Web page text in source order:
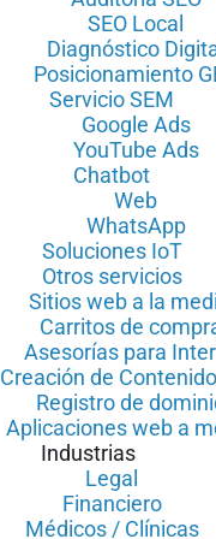
SEO Local
Diagnóstico
Posicionamiento
Servicio SEM
Google Ads
YouTube Ads
Chatbot
Web
WhatsApp
Soluciones IoT
Otros servicios
Sitios web a la
Carritos de
Asesorías para
Creación de
Registro de
Aplicaciones web a
Industrias
Legal
Financiero
Médicos / Clínicas